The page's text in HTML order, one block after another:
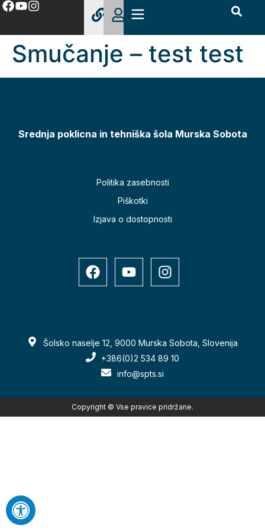
Smučanje – test test
Srednja poklicna in tehniška šola Murska Sobota
Politika zasebnosti
Piškotki
Izjava o dostopnosti
Šolsko naselje 12, 9000 Murska Sobota, Slovenija
+386(0)2 534 89 10
info@spts.si
Copyright © Vse pravice pridržane.